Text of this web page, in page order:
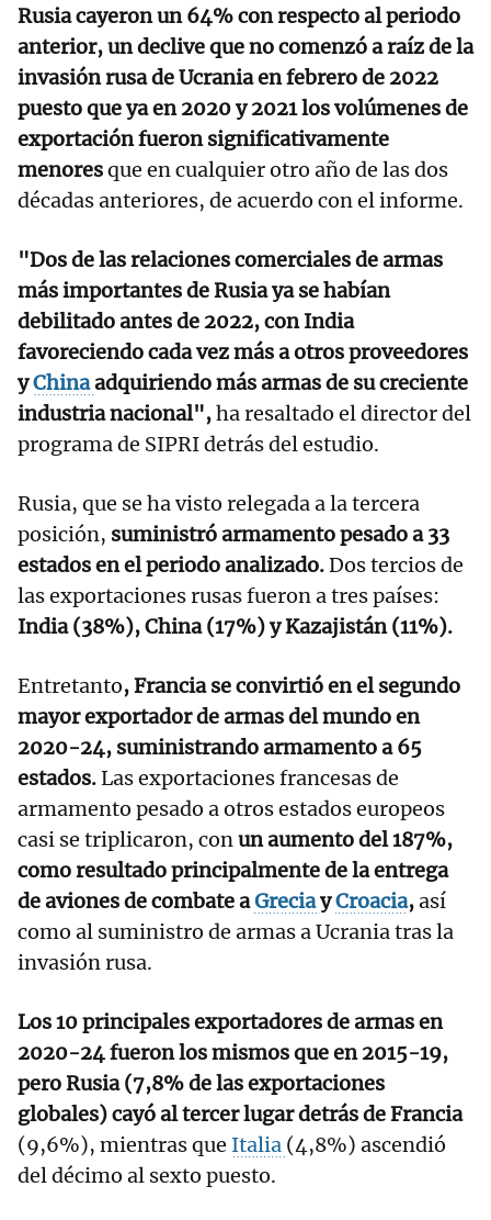
Rusia cayeron un 64% con respecto al periodo
anterior, un declive que no comenzó a raíz de la
invasión rusa de Ucrania en febrero de 2022
puesto que ya en 2020 y 2021 los volúmenes de
exportación fueron significativamente
menoresque en cualquier otro año de las dos
décadas anteriores, de acuerdo con el informe.
"Dos de las relaciones comerciales de armas
más importantes de Rusia ya se habían
debilitado antes de 2022, con India
favoreciendo cada vez más a otros proveedores
yChinaadquiriendo más armas de su creciente
industria nacional",ha resaltado el director del
programa de SIPRI detrás del estudio.
Rusia, que se ha visto relegada a la tercera
posición, suministró armamento pesado a 33
estados en el periodo analizado.Dos tercios de
las exportaciones rusas fueron a tres países:
India (38%), China (17%) y Kazajistán (11%).
Entretanto, Francia se convirtió en el segundo
mayor exportador de armas del mundo en
2020-24, suministrando armamento a 65
estados.Las exportaciones francesas de
armamento pesado a otros estados europeos
casi se triplicaron, conun aumento del 187%,
como resultado principalmente de la entrega
de aviones de combate aGreciayCroacia,así
como al suministro de armas a Ucrania tras la
invasión rusa.
Los 10 principales exportadores de armas en
2020-24 fueron los mismos que en 2015-19,
pero Rusia (7,8% de las exportaciones
globales) cayó al tercer lugar detrás de Francia
(9,6%), mientras que Italia (4,8%) ascendió
del décimo al sexto puesto.